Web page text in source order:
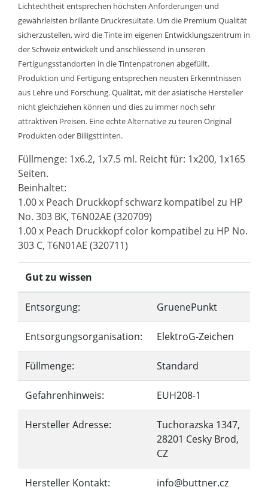
Lichtechtheit entsprechen höchsten Anforderungen und
gewährleisten brillante Druckresultate. Um die Premium Qualität
sicherzustellen, wird die Tinte im eigenen Entwicklungszentrum in
der Schweiz entwickelt und anschliessend in unseren
Fertigungsstandorten in die Tintenpatronen abgefüllt.
Produktion und Fertigung entsprechen neusten Erkenntnissen
aus Lehre und Forschung. Qualität, mit der asiatische Hersteller
nicht gleichziehen können und dies zu immer noch sehr
attraktiven Preisen. Eine echte Alternative zu teuren Original
Produkten oder Billigsttinten.
Füllmenge: 1x6.2, 1x7.5 ml. Reicht für: 1x200, 1x165
Seiten.
Beinhaltet:
1.00 x Peach Druckkopf schwarz kompatibel zu HP
No. 303 BK, T6N02AE (320709)
1.00 x Peach Druckkopf color kompatibel zu HP No.
303 C, T6N01AE (320711)
Gut zu wissen
Entsorgung: GruenePunkt
Entsorgungsorganisation: ElektroG-Zeichen
Füllmenge: Standard
Gefahrenhinweis: EUH208-1
Hersteller Adresse:
Tuchorazska 1347,
28201 Cesky Brod,
CZ
Hersteller Kontakt: info@buttner.cz